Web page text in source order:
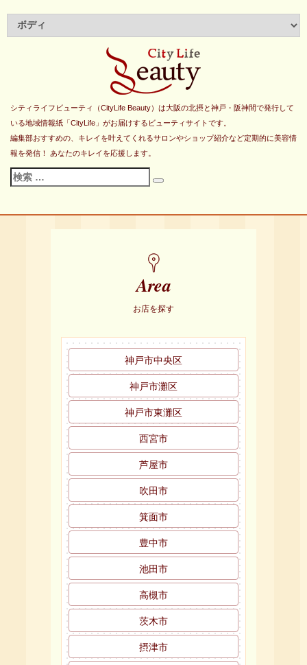
シティライフビューティ（CityLife Beauty）は大阪の北摂と神戸・阪神間で発行して
いる地域情報紙「CityLife」がお届けするビューティサイトです。
編集部おすすめの、キレイを叶えてくれるサロンやショップ紹介など定期的に美容情
報を発信！ あなたのキレイを応援します。
検
索
Area
お店を探す